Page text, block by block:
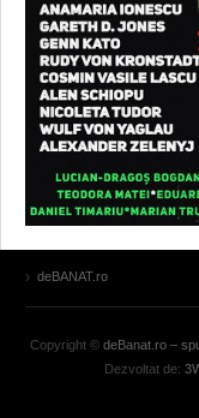
deBANAT.ro
Copyright © deBanat.ro –
Dezvoltat de: